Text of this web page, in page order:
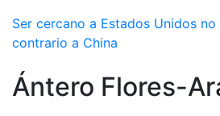
Ser cercano a Estados Unidos
contrario a China
Ántero Flores-